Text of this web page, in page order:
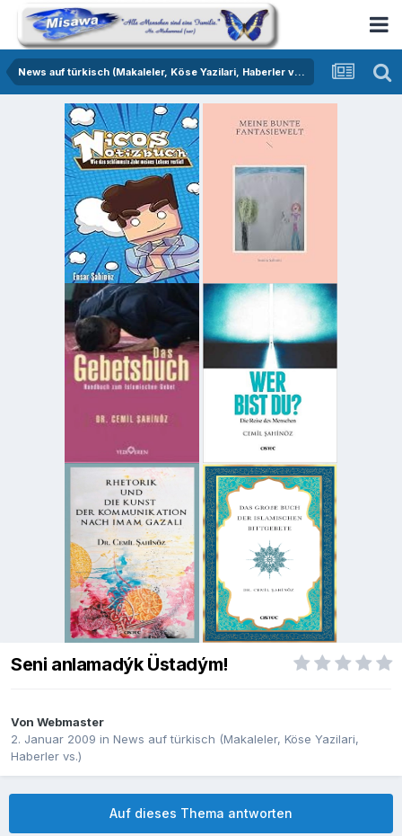
News auf türkisch (Makaleler, Köse Yazilari, Haberler vs.)
Seni anlamadýk Üstadým!
Von Webmaster
2. Januar 2009 in News auf türkisch (Makaleler, Köse Yazilari,
Haberler vs.)
Auf dieses Thema antworten